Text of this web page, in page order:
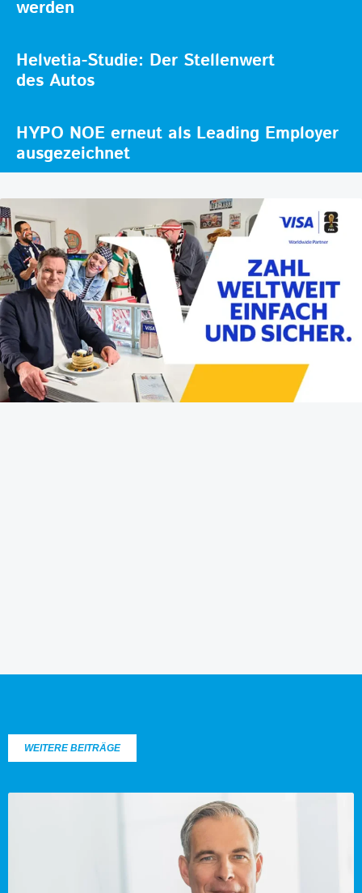
werden
Helvetia-Studie: Der Stellenwert
des Autos
HYPO NOE erneut als Leading Employer
ausgezeichnet
WEITERE BEITRÄGE